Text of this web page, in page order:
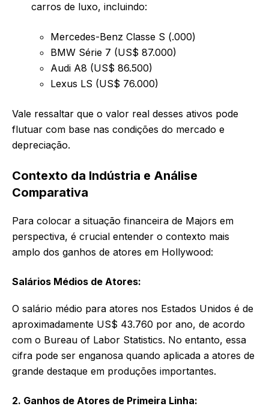
carros de luxo, incluindo:
Mercedes-Benz Classe S (.000)
BMW Série 7 (US$ 87.000)
Audi A8 (US$ 86.500)
Lexus LS (US$ 76.000)
Vale ressaltar que o valor real desses ativos pode
flutuar com base nas condições do mercado e
depreciação.
Contexto da Indústria e Análise
Comparativa
Para colocar a situação financeira de Majors em
perspectiva, é crucial entender o contexto mais
amplo dos ganhos de atores em Hollywood:
Salários Médios de Atores:
O salário médio para atores nos Estados Unidos é de
aproximadamente US$ 43.760 por ano, de acordo
com o Bureau of Labor Statistics. No entanto, essa
cifra pode ser enganosa quando aplicada a atores de
grande destaque em produções importantes.
2. Ganhos de Atores de Primeira Linha: